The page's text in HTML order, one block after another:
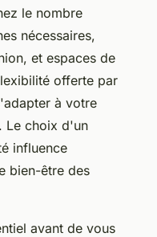
le nombre
nécessaires,
et espaces de
offerte par
à votre
Le choix d'un
influence
bien-être des
avant de vous